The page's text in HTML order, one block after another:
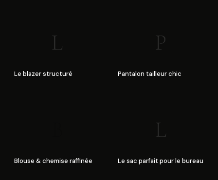
L
Le blazer structuré
P
Pantalon tailleur chic
Blouse & chemise raffinée
L
Le sac parfait pour le bureau